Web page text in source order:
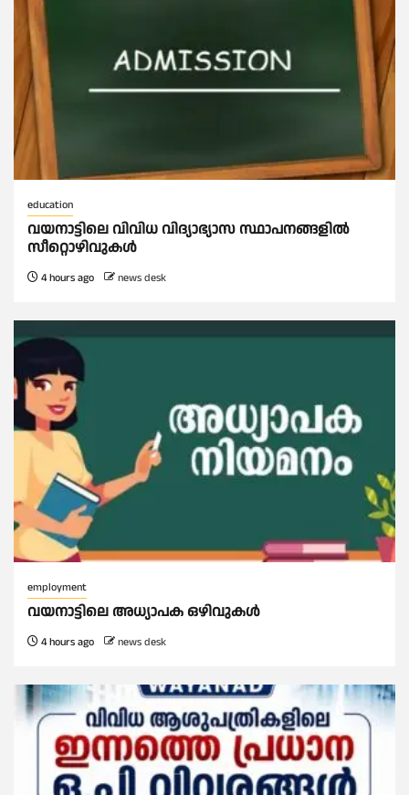
education
വയനാട്ടിലെ വിവിധ വിദ്യാഭ്യാസ സ്ഥാപനങ്ങളിൽ
സീറ്റൊഴിവുകൾ
4 hours ago news desk
employment
വയനാട്ടിലെ അധ്യാപക ഒഴിവുകൾ
4 hours ago news desk